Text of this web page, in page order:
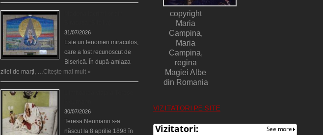
31/07/2026
Este un fenomen miraculos,
care a fost recunoscut de
Biserică. În după-amiaza
zilei de marţi, …Citește mai mult »
30/07/2026
Teresa Neumann s-a
născut la 8 aprilie 1898 în
copyright
Maria
Campina,
Maria
Campina,
regina
Magiei Albe
din Romania
VIZITATORI PE SITE